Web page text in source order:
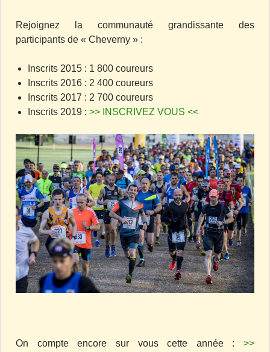
Rejoignez la communauté grandissante des
participants de « Cheverny » :
Inscrits 2015 : 1 800 coureurs
Inscrits 2016 : 2 400 coureurs
Inscrits 2017 : 2 700 coureurs
Inscrits 2019 : >> INSCRIVEZ VOUS <<
On compte encore sur vous cette année : >>